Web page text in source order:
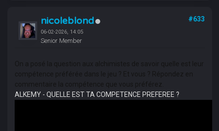
nicoleblond
06-02-2026, 14:05
Senior Member
#633
On a posé la question aux alchimistes de savoir quelle est leur
compétence préférée dans le jeu ? Et vous ? Répondez en
commentaire la compétence que vous préférez.
ALKEMY - QUELLE EST TA COMPETENCE PREFEREE ?